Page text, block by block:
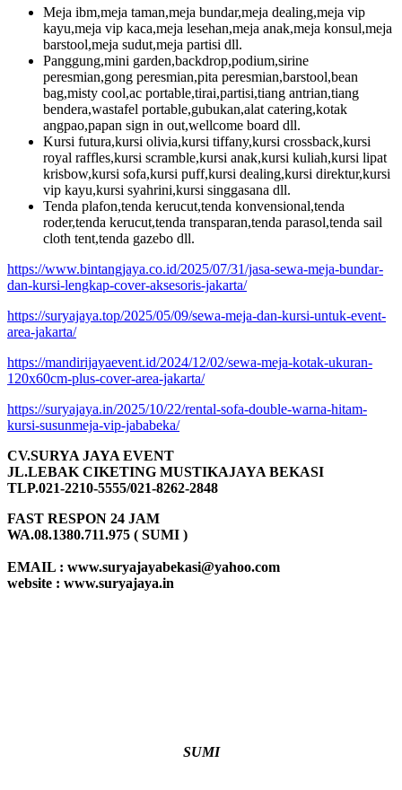
Meja ibm,meja taman,meja bundar,meja dealing,meja vip
kayu,meja vip kaca,meja lesehan,meja anak,meja konsul,meja
barstool,meja sudut,meja partisi dll.
Panggung,mini garden,backdrop,podium,sirine
peresmian,gong peresmian,pita peresmian,barstool,bean
bag,misty cool,ac portable,tirai,partisi,tiang antrian,tiang
bendera,wastafel portable,gubukan,alat catering,kotak
angpao,papan sign in out,wellcome board dll.
Kursi futura,kursi olivia,kursi tiffany,kursi crossback,kursi
royal raffles,kursi scramble,kursi anak,kursi kuliah,kursi lipat
krisbow,kursi sofa,kursi puff,kursi dealing,kursi direktur,kursi
vip kayu,kursi syahrini,kursi singgasana dll.
Tenda plafon,tenda kerucut,tenda konvensional,tenda
roder,tenda kerucut,tenda transparan,tenda parasol,tenda sail
cloth tent,tenda gazebo dll.
https://www.bintangjaya.co.id/2025/07/31/jasa-sewa-meja-bundar-
dan-kursi-lengkap-cover-aksesoris-jakarta/
https://suryajaya.top/2025/05/09/sewa-meja-dan-kursi-untuk-event-
area-jakarta/
https://mandirijayaevent.id/2024/12/02/sewa-meja-kotak-ukuran-
120x60cm-plus-cover-area-jakarta/
https://suryajaya.in/2025/10/22/rental-sofa-double-warna-hitam-
kursi-susunmeja-vip-jababeka/
CV.SURYA JAYA EVENT
JL.LEBAK CIKETING MUSTIKAJAYA BEKASI
TLP.021-2210-5555/021-8262-2848
FAST RESPON 24 JAM
WA.08.1380.711.975 ( SUMI )
EMAIL : www.suryajayabekasi@yahoo.com
website : www.suryajaya.in
SUMI